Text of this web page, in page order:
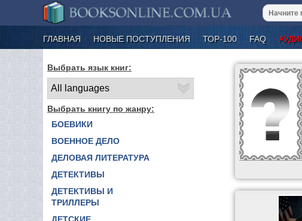
ГЛАВНАЯ НОВЫЕ ПОСТУПЛЕНИЯ ТОР-100 FAQ
Выбрать язык книг:
Выбрать книгу по жанру:
БОЕВИКИ
ВОЕННОЕ ДЕЛО
ДЕЛОВАЯ ЛИТЕРАТУРА
ДЕТЕКТИВЫ
ДЕТЕКТИВЫ И
ТРИЛЛЕРЫ